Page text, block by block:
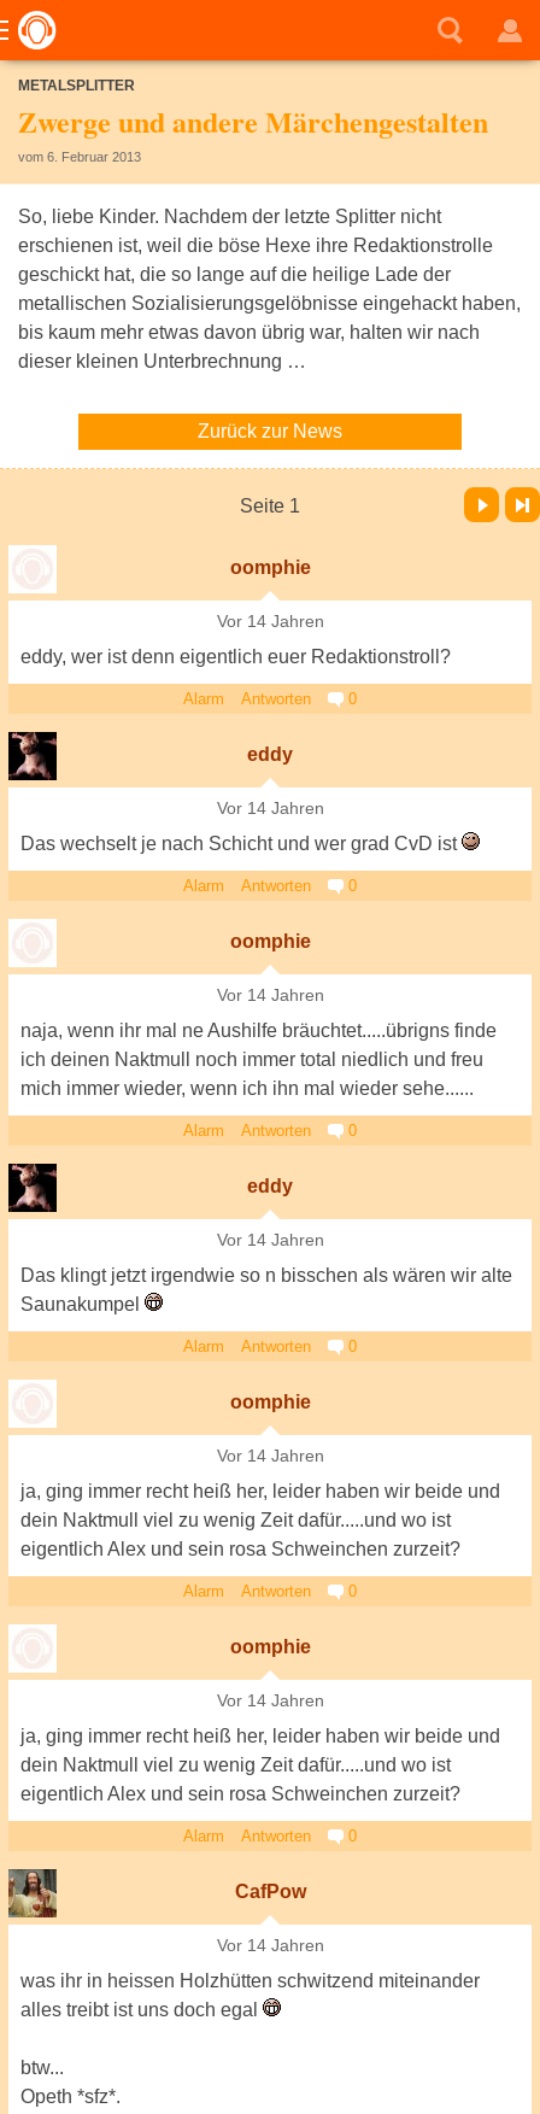
METALSPLITTER
Zwerge und andere Märchengestalten
vom 6. Februar 2013
So, liebe Kinder. Nachdem der letzte Splitter nicht
erschienen ist, weil die böse Hexe ihre Redaktionstrolle
geschickt hat, die so lange auf die heilige Lade der
metallischen Sozialisierungsgelöbnisse eingehackt haben,
bis kaum mehr etwas davon übrig war, halten wir nach
dieser kleinen Unterbrechnung …
Zurück zur News
Seite 1
Vor Letzte Seite
oomphie
Vor 14 Jahren
eddy, wer ist denn eigentlich euer Redaktionstroll?
Alarm Antworten 0
eddy
Vor 14 Jahren
Das wechselt je nach Schicht und wer grad CvD ist
Alarm Antworten 0
oomphie
Vor 14 Jahren
naja, wenn ihr mal ne Aushilfe bräuchtet.....übrigns finde
ich deinen Naktmull noch immer total niedlich und freu
mich immer wieder, wenn ich ihn mal wieder sehe......
Alarm Antworten 0
eddy
Vor 14 Jahren
Das klingt jetzt irgendwie so n bisschen als wären wir alte
Saunakumpel
Alarm Antworten 0
oomphie
Vor 14 Jahren
ja, ging immer recht heiß her, leider haben wir beide und
dein Naktmull viel zu wenig Zeit dafür.....und wo ist
eigentlich Alex und sein rosa Schweinchen zurzeit?
Alarm Antworten 0
oomphie
Vor 14 Jahren
ja, ging immer recht heiß her, leider haben wir beide und
dein Naktmull viel zu wenig Zeit dafür.....und wo ist
eigentlich Alex und sein rosa Schweinchen zurzeit?
Alarm Antworten 0
CafPow
Vor 14 Jahren
was ihr in heissen Holzhütten schwitzend miteinander
alles treibt ist uns doch egal
btw...
Opeth *sfz*.